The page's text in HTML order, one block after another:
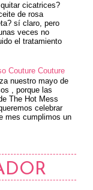
cicatrices?
de rosa
sí claro, pero
veces no
el tratamiento
Couture Couture
nuestro mayo de
, porque las
The Hot Mess
celebrar
mes cumplimos un